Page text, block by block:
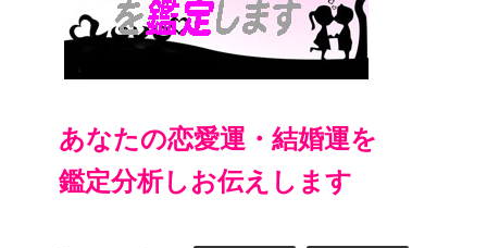
あなたの恋愛運・結婚運を
鑑定分析しお伝えします